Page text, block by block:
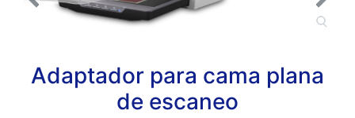
Adaptador para cama plana
de escaneo